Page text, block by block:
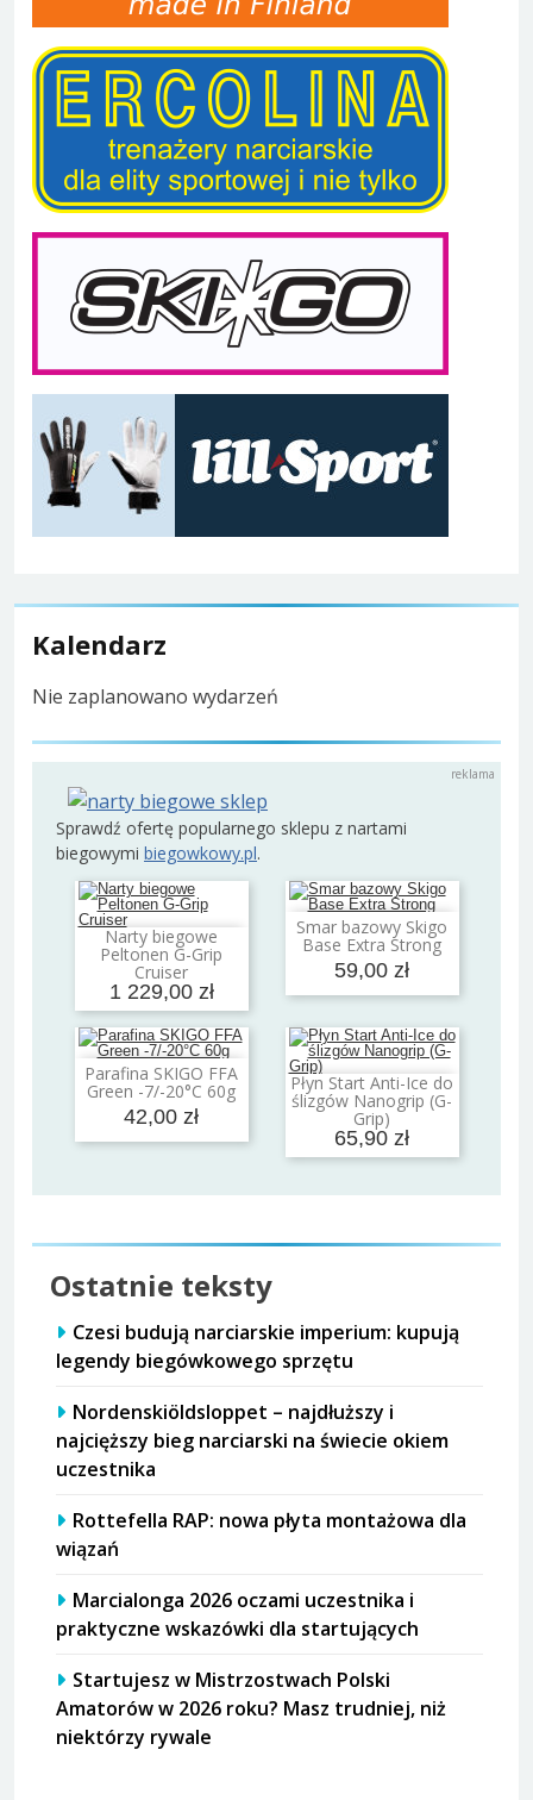
Kalendarz
Nie zaplanowano wydarzeń
Sprawdź ofertę popularnego sklepu z nartami
biegowymi biegowkowy.pl.
Narty biegowe
Peltonen G-Grip
Cruiser
1 229,00 zł
Dodaj do koszyka
Smar bazowy Skigo
Base Extra Strong
59,00 zł
Dodaj do koszyka
Parafina SKIGO FFA
Green -7/-20°C 60g
42,00 zł
Dodaj do koszyka Płyn Start Anti-Ice do
ślizgów Nanogrip (G-
Grip)
65,90 zł
Dodaj do koszyka
Ostatnie teksty
Czesi budują narciarskie imperium: kupują
legendy biegówkowego sprzętu
Nordenskiöldsloppet – najdłuższy i
najcięższy bieg narciarski na świecie okiem
uczestnika
Rottefella RAP: nowa płyta montażowa dla
wiązań
Marcialonga 2026 oczami uczestnika i
praktyczne wskazówki dla startujących
Startujesz w Mistrzostwach Polski
Amatorów w 2026 roku? Masz trudniej, niż
niektórzy rywale